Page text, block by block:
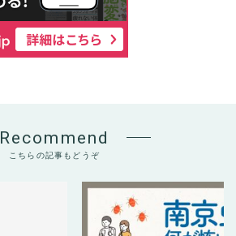
Recommend
こちらの記事もどうぞ